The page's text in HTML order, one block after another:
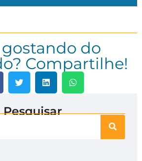
gostando do
Compartilhe!
Pesquisar